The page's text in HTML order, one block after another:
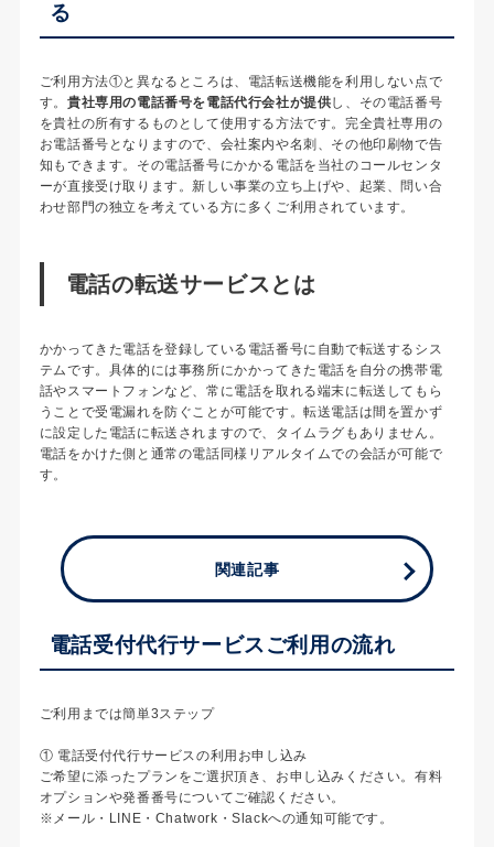
る
ご利用方法①と異なるところは、電話転送機能を利用しない点で
す。貴社専用の電話番号を電話代行会社が提供し、その電話番号
を貴社の所有するものとして使用する方法です。完全貴社専用の
お電話番号となりますので、会社案内や名刺、その他印刷物で告
知もできます。その電話番号にかかる電話を当社のコールセンタ
ーが直接受け取ります。新しい事業の立ち上げや、起業、問い合
わせ部門の独立を考えている方に多くご利用されています。
電話の転送サービスとは
かかってきた電話を登録している電話番号に自動で転送するシス
テムです。具体的には事務所にかかってきた電話を自分の携帯電
話やスマートフォンなど、常に電話を取れる端末に転送してもら
うことで受電漏れを防ぐことが可能です。転送電話は間を置かず
に設定した電話に転送されますので、タイムラグもありません。
電話をかけた側と通常の電話同様リアルタイムでの会話が可能で
す。
関連記事
電話受付代行サービスご利用の流れ
ご利用までは簡単3ステップ
① 電話受付代行サービスの利用お申し込み
ご希望に添ったプランをご選択頂き、お申し込みください。有料
オプションや発番番号についてご確認ください。
※メール・LINE・Chatwork・Slackへの通知可能です。